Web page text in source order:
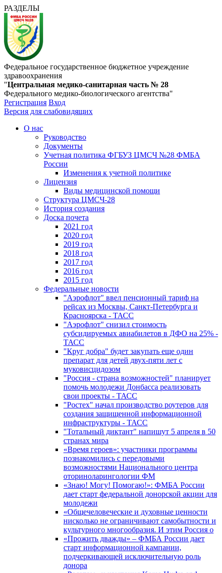
РАЗДЕЛЫ
Федеральное государственное бюджетное учреждение
здравоохранения
"Центральная медико-санитарная часть № 28
Федерального медико-биологического агентства"
Регистрация Вход
Версия для слабовидящих
О нас
Руководство
Документы
Учетная политика ФГБУЗ ЦМСЧ №28 ФМБА
России
Изменения к учетной политике
Лицензия
Виды медицинской помощи
Структура ЦМСЧ-28
История создания
Доска почета
2021 год
2020 год
2019 год
2018 год
2017 год
2016 год
2015 год
Федеральные новости
"Аэрофлот" ввел пенсионный тариф на
рейсах из Москвы, Санкт-Петербурга и
Красноярска - ТАСС
"Аэрофлот" снизил стоимость
субсидируемых авиабилетов в ДФО на 25% -
ТАСС
"Круг добра" будет закупать еще один
препарат для детей двух-пяти лет с
муковисцидозом
"Россия - страна возможностей" планирует
помочь молодежи Донбасса реализовать
свои проекты - ТАСС
"Ростех" начал производство роутеров для
создания защищенной информационной
инфраструктуры - ТАСС
"Тотальный диктант" напишут 5 апреля в 50
странах мира
«Время героев»: участники программы
познакомились с передовыми
возможностями Национального центра
оториноларингологии ФМ
«Знаю! Могу! Помогаю!»: ФМБА России
дает старт федеральной донорской акции для
молодежи
«Общечеловеческие и духовные ценности
нисколько не ограничивают самобытности и
культурного многообразия. И этим Россия о
«Прожить дважды» – ФМБА России дает
старт информационной кампании,
подчеркивающей исключительную роль
донора